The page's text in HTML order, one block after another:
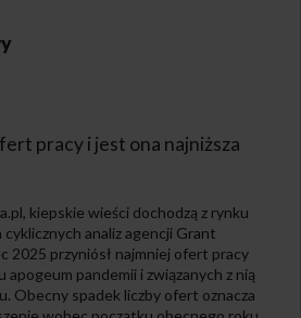
pracy i jest ona najniższa
kiepskie wieści dochodzą z rynku
analiz agencji Grant
2025 przyniósł najmniej ofert pracy
apogeum pandemii i związanych z nią
Obecny spadek liczby ofert oznacza